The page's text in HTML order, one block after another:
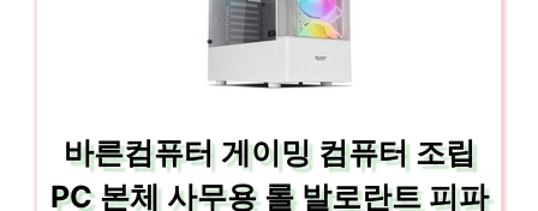
바른컴퓨터 게이밍 컴퓨터 조립
PC 본체 사무용 롤 발로란트 피파